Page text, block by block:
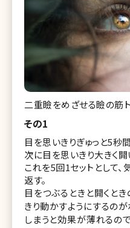
二重瞼をめざせる瞼の筋
その1
目を思いきりぎゅっと5秒
次に目を思いきり大きく開
これを5回1セットとして
返す。
目をつぶるときと開くと
きり動かすようにするの
しまうと効果が薄れるの